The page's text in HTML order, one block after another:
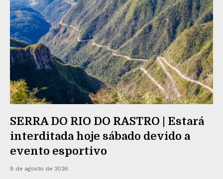
SERRA DO RIO DO RASTRO | Estará
interditada hoje sábado devido a
evento esportivo
8 de agosto de 2026